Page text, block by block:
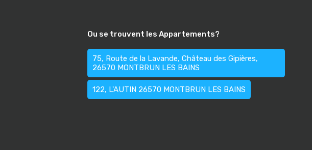
Ou se trouvent les Appartements?
75, Route de la Lavande, Château des Gipières,
26570 MONTBRUN LES BAINS
122, L'AUTIN 26570 MONTBRUN LES BAINS